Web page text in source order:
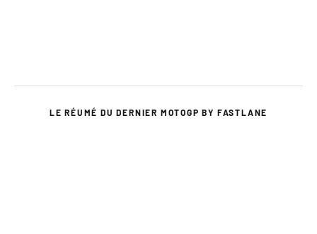
LE RÉUMÉ DU DERNIER MOTOGP BY FASTLANE